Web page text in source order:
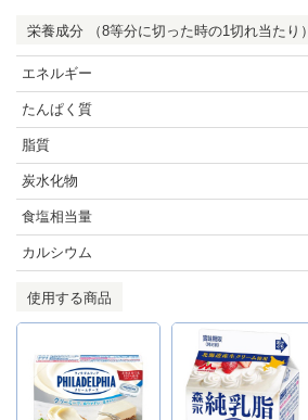
栄養成分 （8等分に切った時の1切れ当たり）
エネルギー
たんぱく質
脂質
炭水化物
食塩相当量
カルシウム
使用する商品